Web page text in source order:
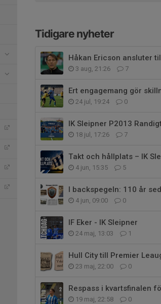
Tidigare nyheter
Håkan Ericson ansluter
3 aug, 21:26 7
Ert engagemang gör
24 jul, 19:24 0
IK Sleipner P2013
18 jul, 17:26 7
Takt och hållplats – IK
4 jun, 15:35 5
I backspegeln: 110 år
4 jun, 09:00 0
IF Eker - IK Sleipner
24 maj, 13:03 1
Hull City till Premier
23 maj, 22:00 0
Respass i kvartsfinalen
19 maj, 22:58 0